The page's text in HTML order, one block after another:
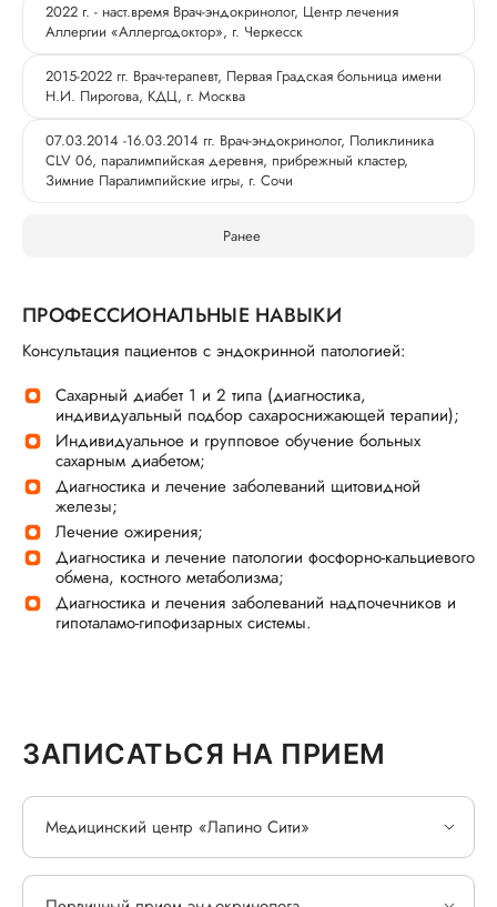
2022 г. - наст.время Врач-эндокринолог, Центр лечения
Аллергии «Аллергодоктор», г. Черкесск
2015-2022 гг. Врач-терапевт, Первая Градская больница имени
Н.И. Пирогова, КДЦ, г. Москва
07.03.2014 -16.03.2014 гг. Врач-эндокринолог, Поликлиника
СLV 06, паралимпийская деревня, прибрежный кластер,
Зимние Паралимпийские игры, г. Сочи
Ранее
ПРОФЕССИОНАЛЬНЫЕ НАВЫКИ
Консультация пациентов с эндокринной патологией:
Сахарный диабет 1 и 2 типа (диагностика,
индивидуальный подбор сахароснижающей терапии);
Индивидуальное и групповое обучение больных
сахарным диабетом;
Диагностика и лечение заболеваний щитовидной
железы;
Лечение ожирения;
Диагностика и лечение патологии фосфорно-кальциевого
обмена, костного метаболизма;
Диагностика и лечения заболеваний надпочечников и
гипоталамо-гипофизарных системы.
ЗАПИСАТЬСЯ НА ПРИЕМ
Медицинский центр «Лапино Сити»